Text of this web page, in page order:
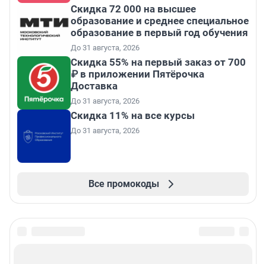
Скидка 72 000 на высшее
образование и среднее специальное
образование в первый год обучения
До 31 августа, 2026
Скидка 55% на первый заказ от 700
₽ в приложении Пятёрочка
Доставка
До 31 августа, 2026
Скидка 11% на все курсы
До 31 августа, 2026
Все промокоды